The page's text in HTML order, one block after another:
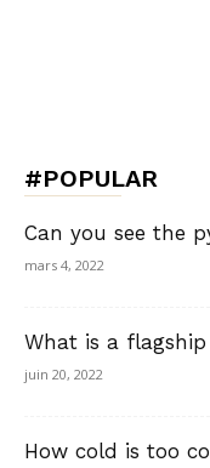
#POPULAR
Can you see the
mars 4, 2022
What is a flagship
juin 20, 2022
How cold is too